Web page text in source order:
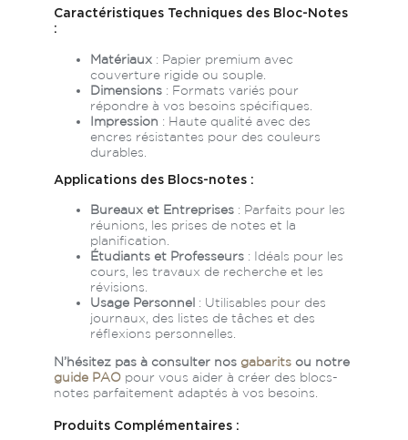
A6 portrait - 10.5x14.8
DL paysage - 21x10
Télécharger le
gabarit
DL portrait - 10x21 cm
Télécharger le
Télécharger tout nos gabarits d'impression
Télécharger notre guide PAO pour vous aider dans
la création de votre fichier
Caractéristiques Techniques des Bloc-Notes
:
Matériaux : Papier premium avec
couverture rigide ou souple.
Dimensions : Formats variés pour
répondre à vos besoins spécifiques.
Impression : Haute qualité avec des
encres résistantes pour des couleurs
durables.
Applications des Blocs-notes :
Bureaux et Entreprises : Parfaits pour les
réunions, les prises de notes et la
planification.
Étudiants et Professeurs : Idéals pour les
cours, les travaux de recherche et les
révisions.
Usage Personnel : Utilisables pour des
journaux, des listes de tâches et des
réflexions personnelles.
N’hésitez pas à consulter nos gabarits ou notre
guide PAO pour vous aider à créer des blocs-
notes parfaitement adaptés à vos besoins.
Produits Complémentaires :